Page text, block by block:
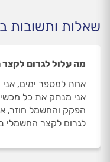
שאלות ותשובות
מה עלול לגרום
אחת למספר ימים,
אני מנתק את כל
הפקק והחשמל חוזר,
לגרום לקצר החשמלי